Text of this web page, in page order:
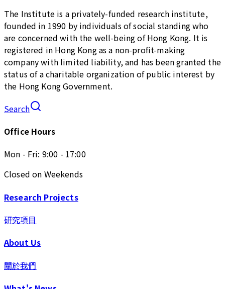
The Institute is a privately-funded research institute,
founded in 1990 by individuals of social standing who
are concerned with the well-being of Hong Kong. It is
registered in Hong Kong as a non-profit-making
company with limited liability, and has been granted the
status of a charitable organization of public interest by
the Hong Kong Government.
Search
Office Hours
Mon - Fri: 9:00 - 17:00
Closed on Weekends
Research Projects
研究項目
About Us
關於我們